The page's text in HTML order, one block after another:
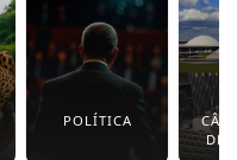
POLÍTICA